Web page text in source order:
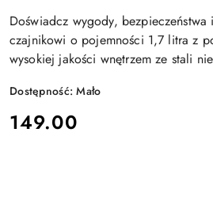
Doświadcz wygody, bezpieczeństwa
czajnikowi o pojemności 1,7 litra z
wysokiej jakości wnętrzem ze stali
Dostępność:Mało
cena:
149.00